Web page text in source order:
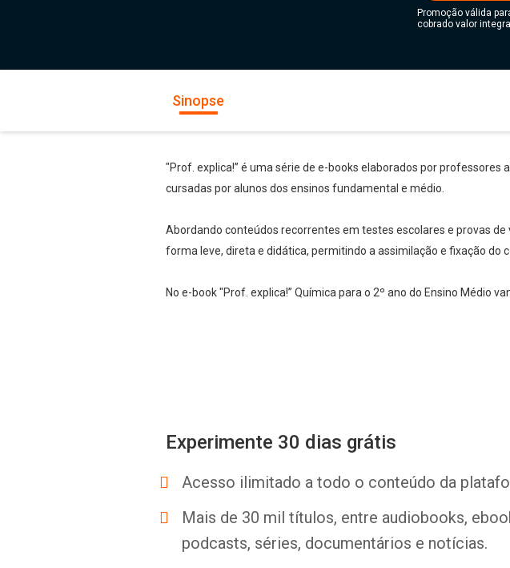
Promoção válida
cobrado valor
Sinopse
"Prof. explica!” é uma série de e-books elaborados por
cursadas por alunos dos ensinos fundamental e médio.
Abordando conteúdos recorrentes em testes escolares e provas
forma leve, direta e didática, permitindo a assimilação e fixação do
No e-book "Prof. explica!” Química para o 2º ano do Ensino Médio
Experimente 30 dias grátis
Acesso ilimitado a todo o conteúdo da
Mais de 30 mil títulos, entre audiobooks,
podcasts, séries, documentários e notícias.